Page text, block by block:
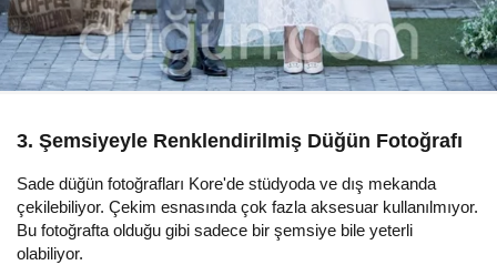
3. Şemsiyeyle Renklendirilmiş Düğün Fotoğrafı
Sade düğün fotoğrafları Kore'de stüdyoda ve dış mekanda
çekilebiliyor. Çekim esnasında çok fazla aksesuar kullanılmıyor.
Bu fotoğrafta olduğu gibi sadece bir şemsiye bile yeterli
olabiliyor.